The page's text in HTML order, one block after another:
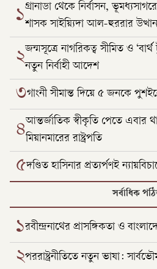
১গ্রানাডা থেকে নির্বাসন,
শাসক সাইয়্যিদা আল-হুররার উত্থান
২জন্মসূত্রে নাগরিকত্ব সীমিত ও ‘বার্থ
নতুন নির্বাহী আদেশ
৩গাংনী সীমান্ত দিয়ে ৫ জনকে
৪আন্তর্জাতিক স্বীকৃতি পেতে এবার
মিয়ানমারের রাষ্ট্রপতি
৫দণ্ডিত হাসিনার প্রত্যর্পণই
সর্বাধিক
১রবীন্দ্রনাথের প্রাসঙ্গিকতা ও
২পররাষ্ট্রনীতিতে নতুন ভাষা: